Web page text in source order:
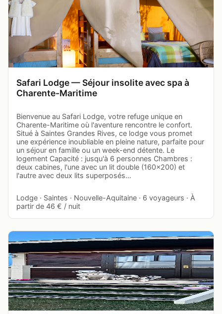
Safari Lodge — Séjour insolite avec spa à
Charente-Maritime
Bienvenue au Safari Lodge, votre refuge unique en
Charente-Maritime où l'aventure rencontre le confort.
Situé à Saintes Grandes Rives, ce lodge vous promet
une expérience inoubliable en pleine nature, parfaite pour
un séjour en famille ou un week-end détente. Le
logement Capacité : jusqu'à 6 personnes Chambres :
deux cabines, l'une avec un lit double (160x200) et
l'autre avec deux lits superposés…
Lodge · Saintes · Nouvelle-Aquitaine · 6 voyageurs · À
partir de 46 € / nuit